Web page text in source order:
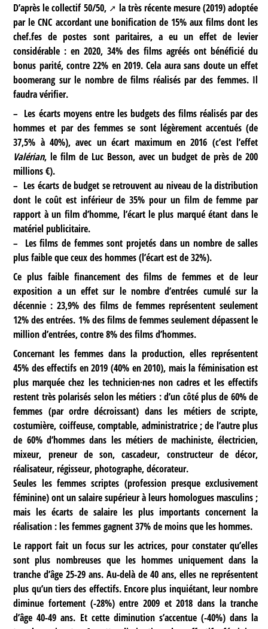
D’aprèsle collectif 50/50,
la très récente mesure (2019) adoptée
par le CNC accordant une bonification de 15% aux films dont les
chef.fes de postes sont paritaires, a eu un effet de levier
considérable : en 2020, 34% des films agréés ont bénéficié du
bonus parité, contre 22% en 2019. Cela aura sans doute un effet
boomerang sur le nombre de films réalisés par des femmes. Il
faudra vérifier.
– Les écarts moyens entre les budgets des films réalisés par des
hommes et par des femmes se sont légèrement accentués (de
37,5% à 40%), avec un écart maximum en 2016 (c’est l’effet
Valérian, le film de Luc Besson, avec un budget de près de 200
millions €).
– Les écarts de budget se retrouvent au niveau de la distribution
dont le coût est inférieur de 35% pour un film de femme par
rapport à un film d’homme, l’écart le plus marqué étant dans le
matériel publicitaire.
– Les films de femmes sont projetés dans un nombre de salles
plus faible que ceux des hommes (l’écart est de 32%).
Ce plus faible financement des films de femmes et de leur
exposition a un effet sur le nombre d’entrées cumulé sur la
décennie : 23,9% des films de femmes représentent seulement
12% des entrées. 1% des films de femmes seulement dépassent le
million d’entrées, contre 8% des films d’hommes.
Concernant les femmes dans la production, elles représentent
45% des effectifs en 2019 (40% en 2010), mais la féminisation est
plus marquée chez les technicien·nes non cadres et les effectifs
restent très polarisés selon les métiers : d’un côté plus de 60% de
femmes (par ordre décroissant) dans les métiers de scripte,
costumière, coiffeuse, comptable, administratrice ; de l’autre plus
de 60% d’hommes dans les métiers de machiniste, électricien,
mixeur, preneur de son, cascadeur, constructeur de décor,
réalisateur, régisseur, photographe, décorateur.
Seules les femmes scriptes (profession presque exclusivement
féminine) ont un salaire supérieur à leurs homologues masculins ;
mais les écarts de salaire les plus importants concernent la
réalisation : les femmes gagnent 37% de moins que les hommes.
Le rapport fait un focus sur les actrices, pour constater qu’elles
sont plus nombreuses que les hommes uniquement dans la
tranche d’âge 25-29 ans. Au-delà de 40 ans, elles ne représentent
plus qu’un tiers des effectifs. Encore plus inquiétant, leur nombre
diminue fortement (-28%) entre 2009 et 2018 dans la tranche
d’âge 40-49 ans. Et cette diminution s’accentue (-40%) dans la